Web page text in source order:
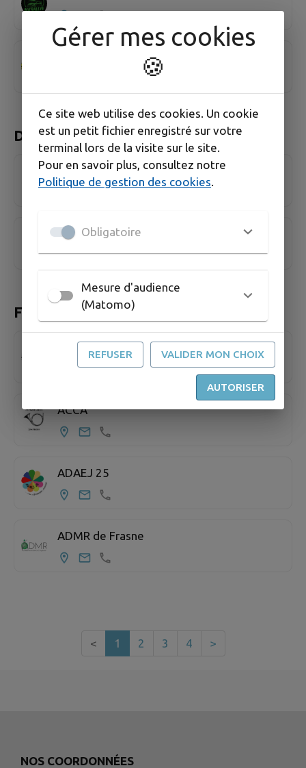
Zig Zag Productions
DOMPIERRE-LES-TILLEULS
Association des Piroulards
Club du 3ème âge
FRASNE
ABCDEF
ACCA
ADAEJ 25
ADMR de Frasne
< 1 2 3 4 >
NOS COORDONNÉES
Gérer mes cookies
🍪
Ce site web utilise des cookies. Un cookie
est un petit fichier enregistré sur votre
terminal lors de la visite sur le site.
Pour en savoir plus, consultez notre
Politique de gestion des cookies
Obligatoire
Mesure d'audience
(Matomo)
REFUSER VALIDER MON CHOIX
AUTORISER